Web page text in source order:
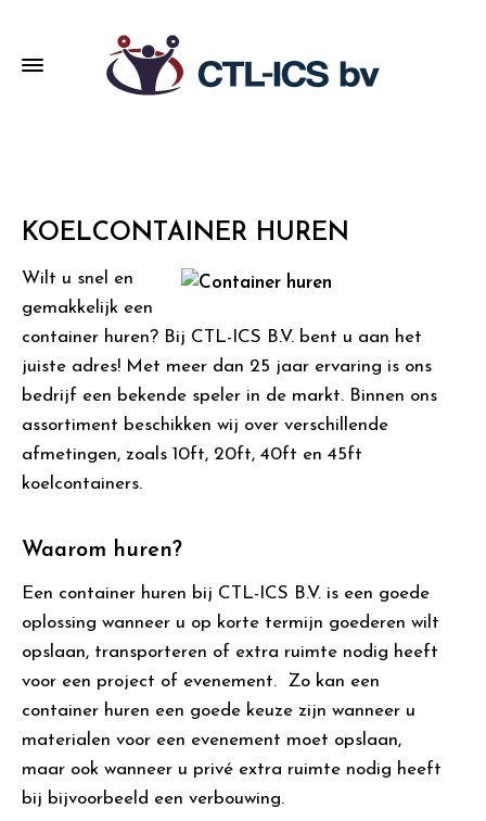
KOELCONTAINER HUREN
Wilt u snel en
gemakkelijk een
container huren? Bij CTL-ICS B.V. bent u aan het
juiste adres! Met meer dan 25 jaar ervaring is ons
bedrijf een bekende speler in de markt. Binnen ons
assortiment beschikken wij over verschillende
afmetingen, zoals 10ft, 20ft, 40ft en 45ft
koelcontainers.
Waarom huren?
Een container huren bij CTL-ICS B.V. is een goede
oplossing wanneer u op korte termijn goederen wilt
opslaan, transporteren of extra ruimte nodig heeft
voor een project of evenement. Zo kan een
container huren een goede keuze zijn wanneer u
materialen voor een evenement moet opslaan,
maar ook wanneer u privé extra ruimte nodig heeft
bij bijvoorbeeld een verbouwing.